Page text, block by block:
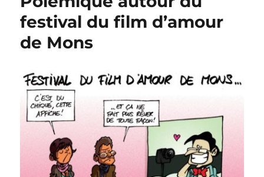
Mons
festival du film d’amour
de Mons